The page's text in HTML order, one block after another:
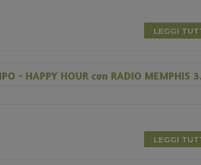
LEGGI
- HAPPY HOUR con RADIO MEMPHIS
LEGGI